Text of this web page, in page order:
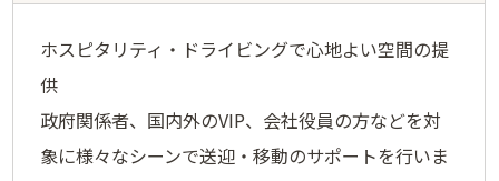
ホスピタリティ・ドライビングで心地よい空間の提
供
政府関係者、国内外のVIP、会社役員の⽅などを対
象に様々なシーンで送迎・移動のサポートを⾏いま